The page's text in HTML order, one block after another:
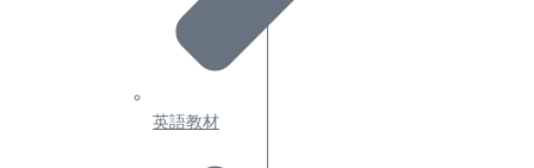
英語教材